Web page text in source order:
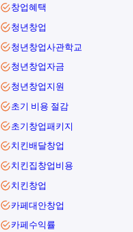
창업혜택
청년창업
청년창업사관학교
청년창업자금
청년창업지원
초기 비용 절감
초기창업패키지
치킨배달창업
치킨집창업비용
치킨창업
카페대안창업
카페수익률